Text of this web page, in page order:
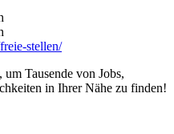
stellen/
Tausende von Jobs,
in Ihrer Nähe zu finden!